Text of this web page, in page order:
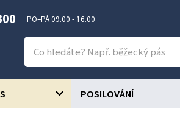
PO–PÁ 09.00 - 16.00
POSILOVÁNÍ